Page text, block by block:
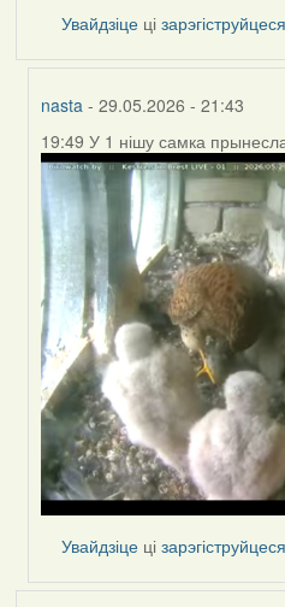
Увайдзіце цізарэгіструйцеся
nasta - 29.05.2026 - 21:43
In
reply
by
nasta
19:49 У 1 нішу самка
Увайдзіце цізарэгіструйцеся